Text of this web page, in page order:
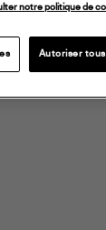
notre politique de
Autoriser